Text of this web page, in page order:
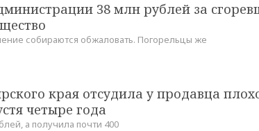
38 млн рублей за
собираются обжаловать. Погорельцы же
края отсудила у продавца
четыре года
а получила почти 400